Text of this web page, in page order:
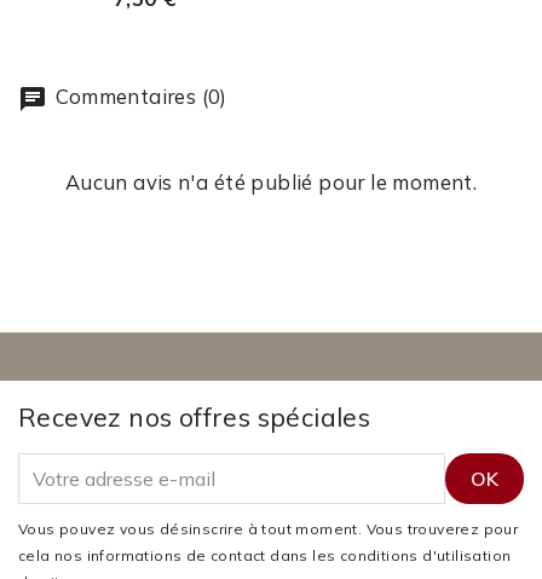
Commentaires (0)
Aucun avis n'a été publié pour le moment.
Recevez nos offres spéciales
Vous pouvez vous désinscrire à tout moment. Vous trouverez pour
cela nos informations de contact dans les conditions d'utilisation